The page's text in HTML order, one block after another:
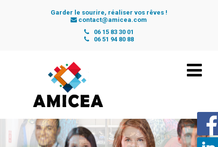
Garder le sourire, réaliser vos rêves !
contact@amicea.com
06 15 83 30 01
06 51 94 80 88